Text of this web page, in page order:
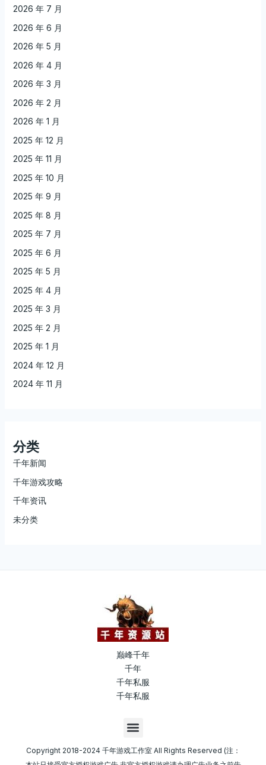
2026 年 7 月
2026 年 6 月
2026 年 5 月
2026 年 4 月
2026 年 3 月
2026 年 2 月
2026 年 1 月
2025 年 12 月
2025 年 11 月
2025 年 10 月
2025 年 9 月
2025 年 8 月
2025 年 7 月
2025 年 6 月
2025 年 5 月
2025 年 4 月
2025 年 3 月
2025 年 2 月
2025 年 1 月
2024 年 12 月
2024 年 11 月
分类
千年新闻
千年游戏攻略
千年资讯
未分类
巅峰千年
千年
千年私服
千年私服
M
e
n
Copyright 2018-2024 千年游戏工作室 All Rights Reserved (注：